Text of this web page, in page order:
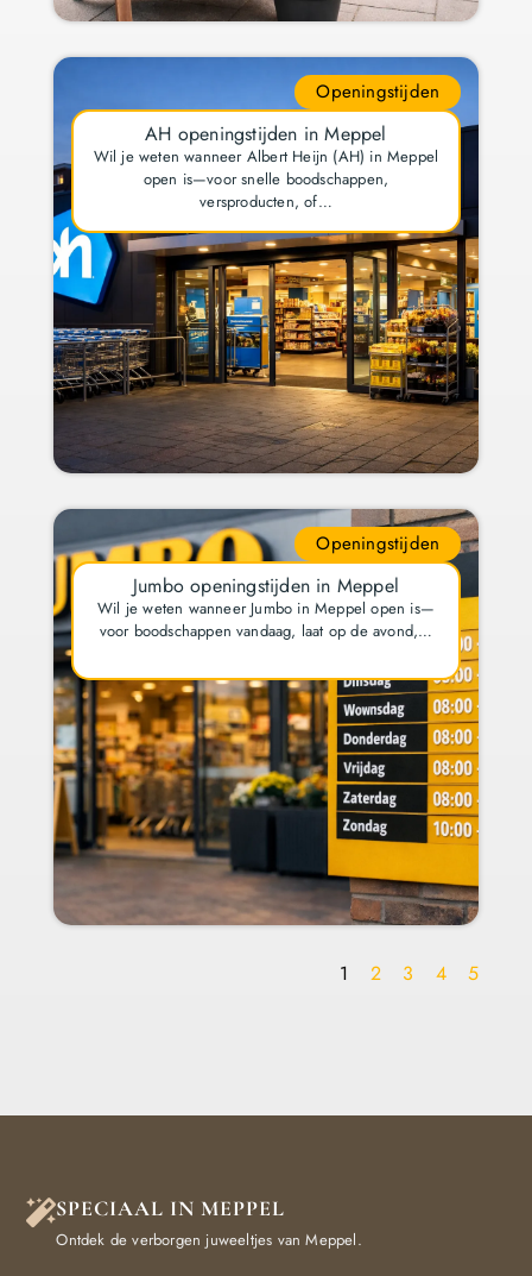
Openingstijden
AH openingstijden in Meppel
Wil je weten wanneer Albert Heijn (AH) in Meppel
open is—voor snelle boodschappen,
versproducten, of…
Openingstijden
Jumbo openingstijden in Meppel
Wil je weten wanneer Jumbo in Meppel open is—
voor boodschappen vandaag, laat op de avond,…
1 2 3 4 5
SPECIAAL IN MEPPEL
Ontdek de verborgen juweeltjes van Meppel.